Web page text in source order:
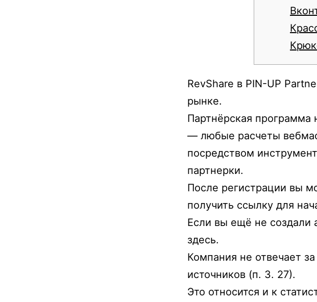
RevShare в PIN-UP
рынке.
Партнёрская программа
— любые расчеты
посредством
партнерки.
После регистрации вы
получить ссылку для
Если вы ещё не создали
здесь.
Компания не отвечает
источников (п. 3. 27).
Это относится и к